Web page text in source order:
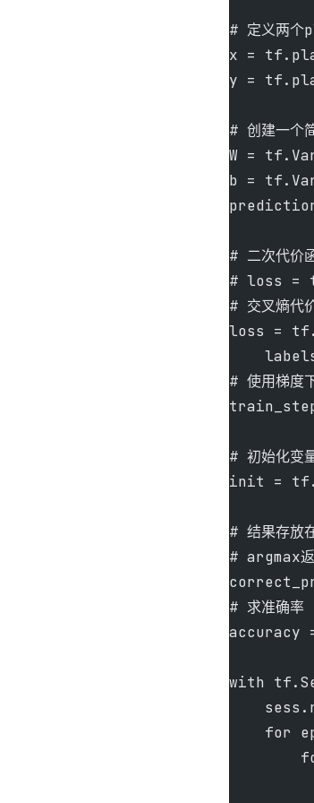
# 定义两
x =
y =
# 创建一个
W =
b =
# 二次代价
# loss =
# 交叉熵代
loss =
# 使用梯度
# 初始化变
init =
# 结果存放
# argmax返
# 求准确率
with
for